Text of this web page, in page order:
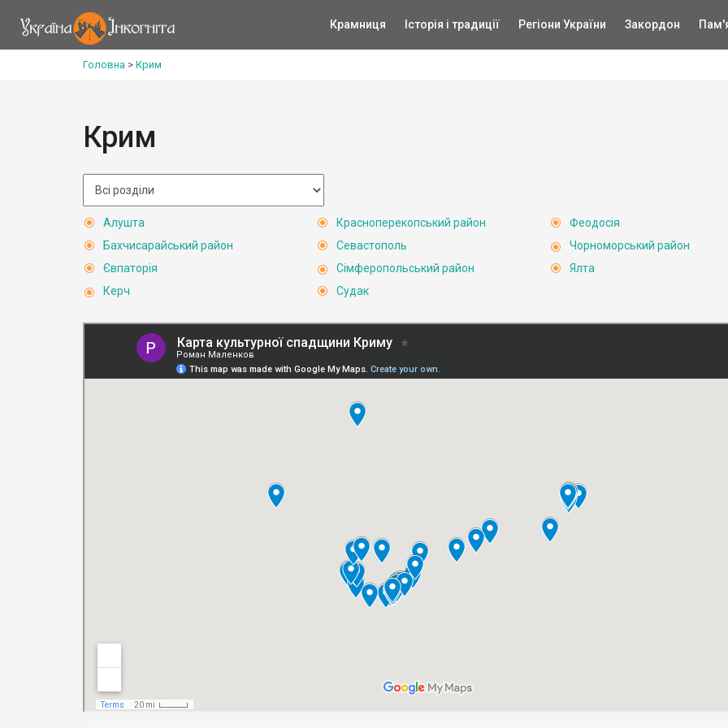
Крамниця Історія і традиції Регіони України Закордон
Головна > Крим
Крим
Алушта
Бахчисарайський район
Євпаторія
Керч
Красноперекопський район
Севастополь
Сімферопольський район
Судак
Феодосія
Чорноморський район
Ялта